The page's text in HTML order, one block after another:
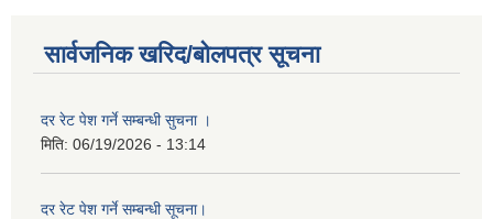
सार्वजनिक खरिद/बोलपत्र सूचना
दर रेट पेश गर्ने सम्बन्धी सुचना ।
मिति: 06/19/2026 - 13:14
दर रेट पेश गर्ने सम्बन्धी सूचना।